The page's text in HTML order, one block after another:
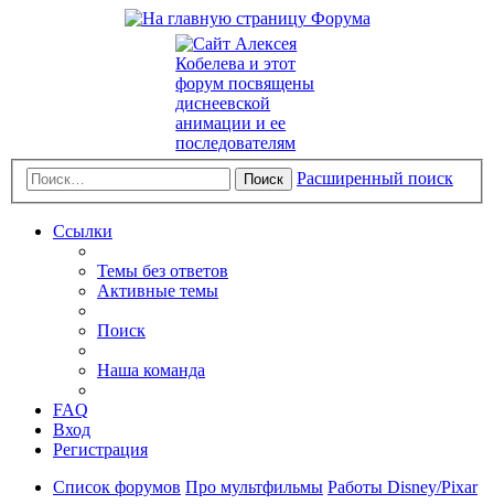
Поиск Расширенный поиск
Ссылки
Темы без ответов
Активные темы
Поиск
Наша команда
FAQ
Вход
Регистрация
Список форумов Про мультфильмы Работы Disney/Pixar